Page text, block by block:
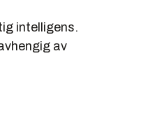
intelligens.
av